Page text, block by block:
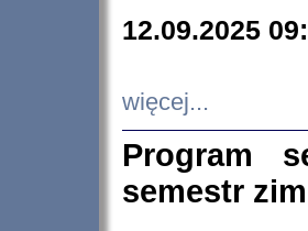
12.09.2025
więcej...
Program
semestr